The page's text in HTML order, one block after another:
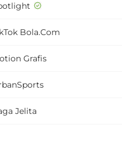
Bola.com
Grafis
Jelita